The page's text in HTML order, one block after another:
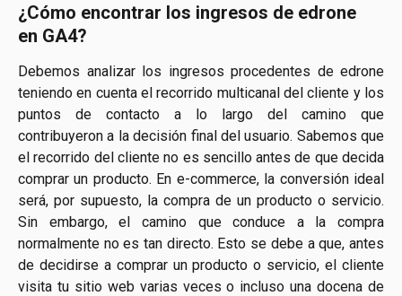
¿Cómo encontrar los ingresos de edrone
en GA4?
Debemos analizar los ingresos procedentes de edrone
teniendo en cuenta el recorrido multicanal del cliente y los
puntos de contacto a lo largo del camino que
contribuyeron a la decisión final del usuario. Sabemos que
el recorrido del cliente no es sencillo antes de que decida
comprar un producto. En e-commerce, la conversión ideal
será, por supuesto, la compra de un producto o servicio.
Sin embargo, el camino que conduce a la compra
normalmente no es tan directo. Esto se debe a que, antes
de decidirse a comprar un producto o servicio, el cliente
visita tu sitio web varias veces o incluso una docena de